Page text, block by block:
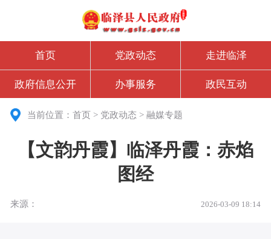
首页 党政动态 走进临泽
政府信息公开 办事服务 政民互动
当前位置：首页 > 党政动态 >融媒专题
【文韵丹霞】临泽丹霞：赤焰
图经
来源： 2026-03-09 18:14